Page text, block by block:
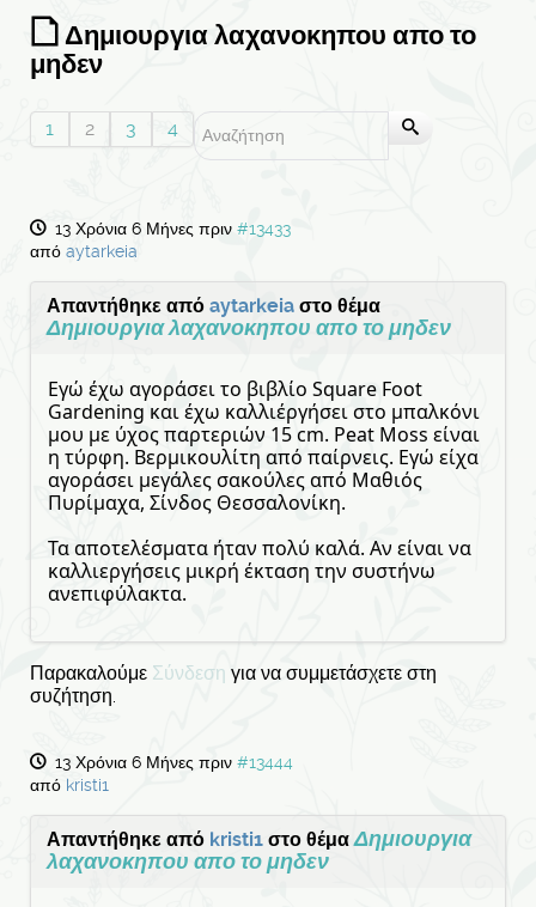
Δημιουργια λαχανοκηπου απο το
μηδεν
1 2 3 4
13 Χρόνια 6 Μήνες πριν #13433
από aytarkeia
Απαντήθηκε από aytarkeia στο θέμα
Δημιουργια λαχανοκηπου απο το μηδεν
Εγώ έχω αγοράσει το βιβλίο Square Foot
Gardening και έχω καλλιέργήσει στο μπαλκόνι
μου με ύχος παρτεριών 15 cm. Peat Moss είναι
η τύρφη. Βερμικουλίτη από παίρνεις. Εγώ είχα
αγοράσει μεγάλες σακούλες από Μαθιός
Πυρίμαχα, Σίνδος Θεσσαλονίκη.
Τα αποτελέσματα ήταν πολύ καλά. Αν είναι να
καλλιεργήσεις μικρή έκταση την συστήνω
ανεπιφύλακτα.
Παρακαλούμε Σύνδεση για να συμμετάσχετε στη
συζήτηση.
13 Χρόνια 6 Μήνες πριν #13444
από kristi1
Απαντήθηκε από kristi1 στο θέμαΔημιουργια
λαχανοκηπου απο το μηδεν